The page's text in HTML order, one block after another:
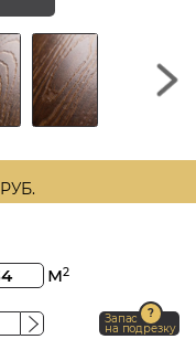
РУБ.
м2
Запас
на подрезку